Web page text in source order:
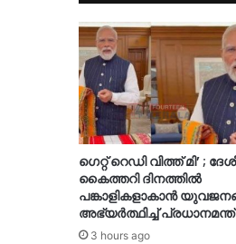
ഗെറ്റ് റെഡി വിത്ത് മി’ ;
കൈത്തറി ദിനത്തിൽ
പങ്കാളികളാകാൻ
അഭ്യർത്ഥിച്ച്
3 hours ago